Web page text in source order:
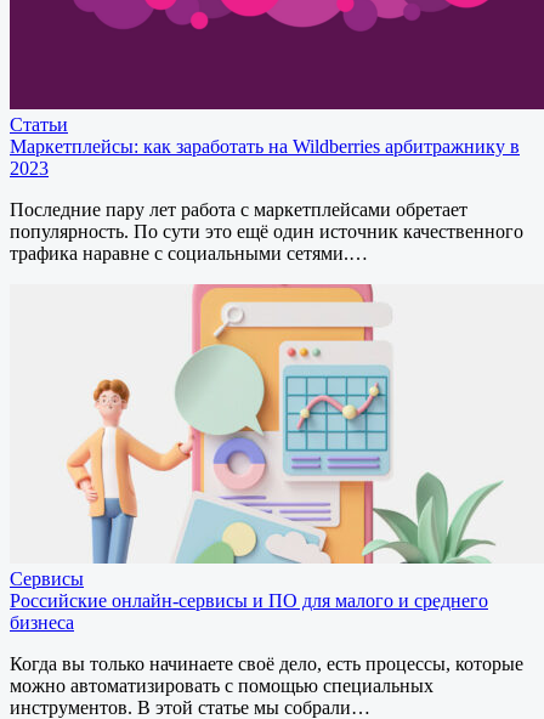
Статьи
Маркетплейсы: как заработать на Wildberries арбитражнику в
2023
Последние пару лет работа с маркетплейсами обретает
популярность. По сути это ещё один источник качественного
трафика наравне с социальными сетями.…
Сервисы
Российские онлайн-сервисы и ПО для малого и среднего
бизнеса
Когда вы только начинаете своё дело, есть процессы, которые
можно автоматизировать с помощью специальных
инструментов. В этой статье мы собрали…